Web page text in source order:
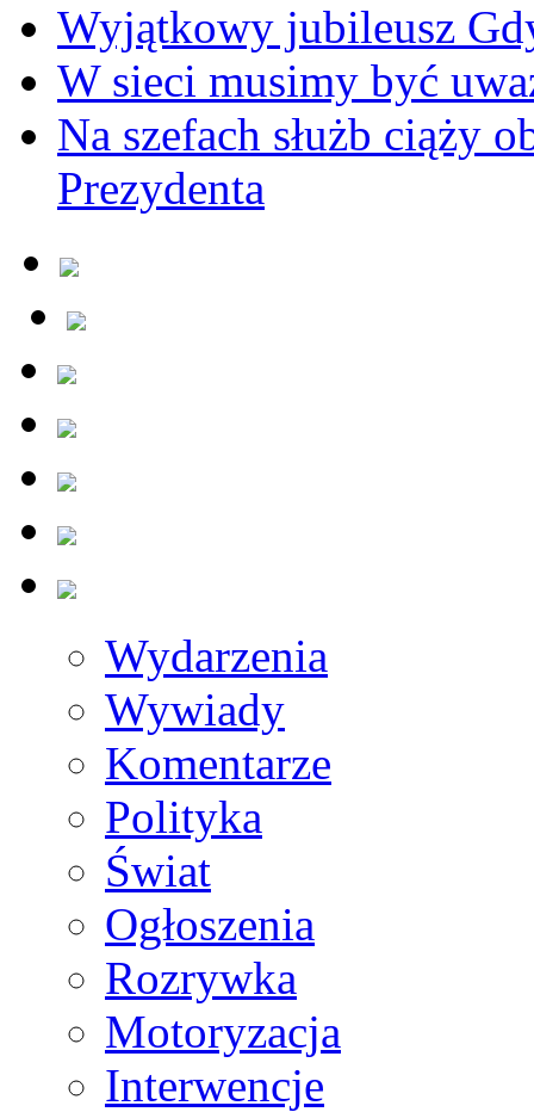
Wyjątkowy jubileusz
W sieci musimy być
Na szefach służb ciąży
Prezydenta
Wydarzenia
Wywiady
Komentarze
Polityka
Świat
Ogłoszenia
Rozrywka
Motoryzacja
Interwencje